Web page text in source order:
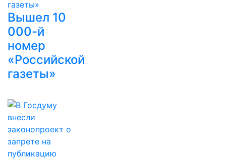
Вышел 10
000-й
номер
«Российской
газеты»